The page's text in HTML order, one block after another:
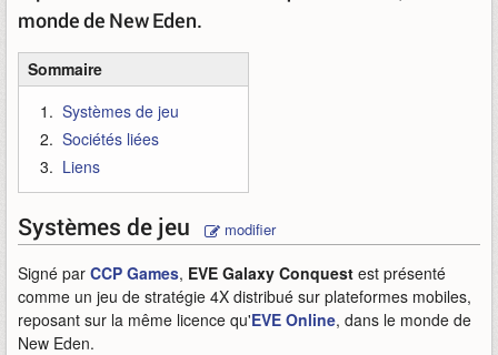
monde de New Eden.
Sommaire
Systèmes de jeu
Sociétés liées
Liens
Systèmes de jeu modifier
Signé par CCP Games, EVE Galaxy Conquest est présenté
comme un jeu de stratégie 4X distribué sur plateformes mobiles,
reposant sur la même licence qu'EVE Online, dans le monde de
New Eden.